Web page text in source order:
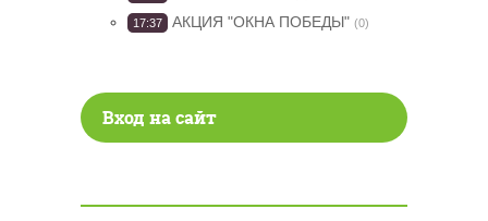
17:37 АКЦИЯ "ОКНА ПОБЕДЫ" (0)
Вход на сайт